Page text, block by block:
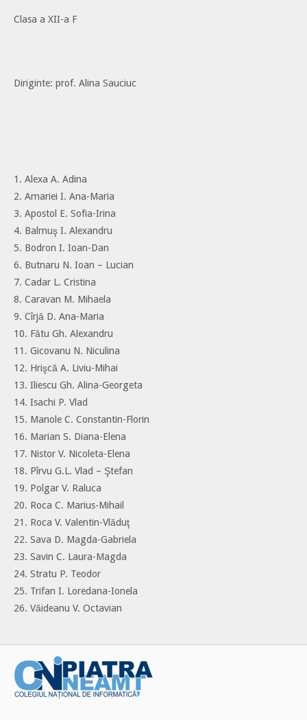
Clasa a XII-a F
Diriginte: prof. Alina Sauciuc
1. Alexa A. Adina
2. Amariei I. Ana-Maria
3. Apostol E. Sofia-Irina
4. Balmuş I. Alexandru
5. Bodron I. Ioan-Dan
6. Butnaru N. Ioan – Lucian
7. Cadar L. Cristina
8. Caravan M. Mihaela
9. Cîrjă D. Ana-Maria
10. Fătu Gh. Alexandru
11. Gicovanu N. Niculina
12. Hrişcă A. Liviu-Mihai
13. Iliescu Gh. Alina-Georgeta
14. Isachi P. Vlad
15. Manole C. Constantin-Florin
16. Marian S. Diana-Elena
17. Nistor V. Nicoleta-Elena
18. Pîrvu G.L. Vlad – Ştefan
19. Polgar V. Raluca
20. Roca C. Marius-Mihail
21. Roca V. Valentin-Vlăduţ
22. Sava D. Magda-Gabriela
23. Savin C. Laura-Magda
24. Stratu P. Teodor
25. Trifan I. Loredana-Ionela
26. Văideanu V. Octavian